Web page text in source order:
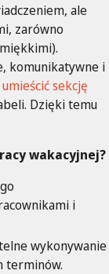
ale
zarówno
komunikatywne i
sekcję
Dzięki temu
wakacyjnej?
i
wykonywanie
terminów.